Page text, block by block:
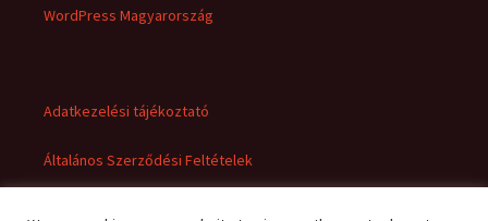
WordPress Magyarország
Adatkezelési tájékoztató
Általános Szerződési Feltételek